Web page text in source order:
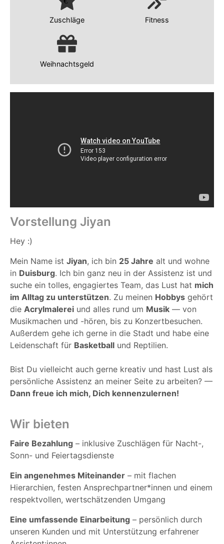
Vorstellung Jiyan
Hey :)
Mein Name ist Jiyan, ich bin 25 Jahre alt und wohne
in Duisburg. Ich bin ganz neu in der Assistenz ist und
suche ein tolles, engagiertes Team, das Lust hat mich
im Alltag zu unterstützen. Zu meinen Hobbys gehört
die Acrylmalerei und alles rund um Musik — von
Musikmachen und -hören, bis zu Konzertbesuchen.
Außerdem gehe ich gerne in die Stadt und habe eine
Leidenschaft für Basketball und Reptilien.
Bist Du vielleicht auch gerne kreativ und hast Lust als
persönliche Assistenz an meiner Seite zu arbeiten? —
Dann freue ich mich, Dich kennenzulernen!
Wir bieten
Faire Bezahlung – inklusive Zuschlägen für Nacht-,
Sonn- und Feiertagsdienste
Ein angenehmes Miteinander – mit flachen
Hierarchien, festen Ansprechpartner*innen und einem
respektvollen, wertschätzenden Umgang
Eine umfassende Einarbeitung – persönlich durch
unseren Kunden und mit Unterstützung erfahrener
Zuschläge Fitness
Weihnachtsgeld